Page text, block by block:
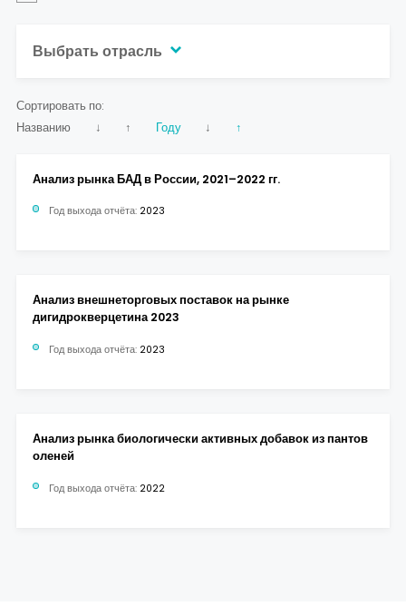
Сортировать по:
Названию
↓ ↑ Году ↓ ↑
Анализ рынка БАД в России, 2021–2022 гг.
Год выхода отчёта: 2023
Анализ внешнеторговых поставок на рынке
дигидрокверцетина 2023
Год выхода отчёта: 2023
Анализ рынка биологически активных добавок из пантов
оленей
Год выхода отчёта: 2022
Выбрать отрасль